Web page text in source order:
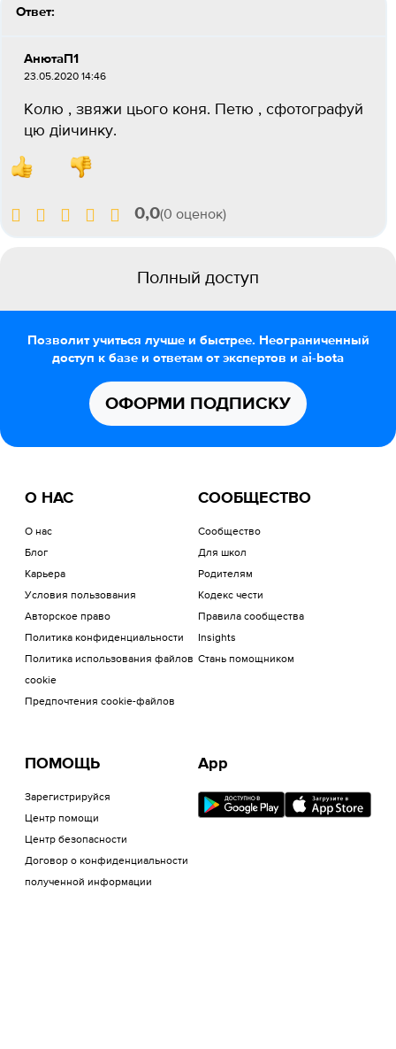
Ответ:
АнютаП1
23.05.2020 14:46
Колю , звяжи цього коня. Петю , сфотографуй
цю діичинку.
0,0(0 оценок)
Полный доступ
Позволит учиться лучше и быстрее. Неограниченный
доступ к базе и ответам от экспертов и ai-bota
ОФОРМИ ПОДПИСКУ
О НАС
О нас
Блог
Карьера
Условия пользования
Авторское право
Политика конфиденциальности
Политика использования файлов
cookie
Предпочтения cookie-файлов
СООБЩЕСТВО
Сообщество
Для школ
Родителям
Кодекс чести
Правила сообщества
Insights
Стань помощником
ПОМОЩЬ
Зарегистрируйся
Центр помощи
Центр безопасности
Договор о конфиденциальности
полученной информации
App